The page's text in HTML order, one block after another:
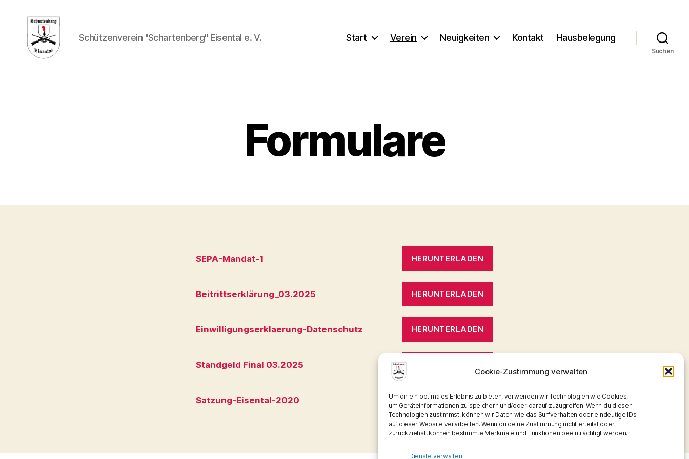
Cookie-Zustimmung verwalten
Um dir ein optimales Erlebnis zu bieten, verwenden wir Technologien wie Cookies,
um Geräteinformationen zu speichern und/oder darauf zuzugreifen. Wenn du diesen
Technologien zustimmst, können wir Daten wie das Surfverhalten oder eindeutige IDs
auf dieser Website verarbeiten. Wenn du deine Zustimmung nicht erteilst oder
zurückziehst, können bestimmte Merkmale und Funktionen beeinträchtigt werden.
Dienste verwalten
Schützenverein "Schartenberg" Eisental e. V. Start Verein Neuigkeiten Kontakt Hausbelegung
Suchen
Formulare
SEPA-Mandat-1 HERUNTERLADEN
Beitrittserklärung_03.2025 HERUNTERLADEN
Einwilligungserklaerung-Datenschutz HERUNTERLADEN
Standgeld Final 03.2025
Satzung-Eisental-2020 HERUNTERLADEN